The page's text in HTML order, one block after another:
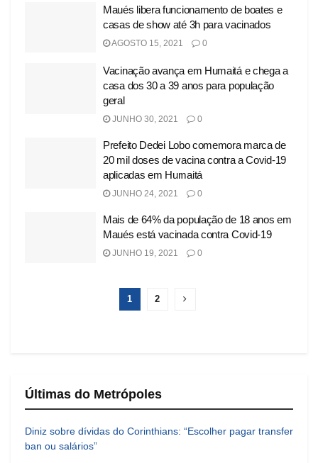
Maués libera funcionamento de boates e
casas de show até 3h para vacinados
AGOSTO 15, 2021 0
Vacinação avança em Humaitá e chega a
casa dos 30 a 39 anos para população
geral
JUNHO 30, 2021 0
Prefeito Dedei Lobo comemora marca de
20 mil doses de vacina contra a Covid-19
aplicadas em Humaitá
JUNHO 24, 2021 0
Mais de 64% da população de 18 anos em
Maués está vacinada contra Covid-19
JUNHO 19, 2021 0
1 2
Últimas do Metrópoles
Diniz sobre dívidas do Corinthians: “Escolher pagar transfer
ban ou salários”